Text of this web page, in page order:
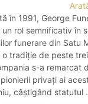
în 1991, George
rol semnificativ în
funerare din Satu
o tradiție de peste
s-a remarcat
privați ai
câștigând statutul